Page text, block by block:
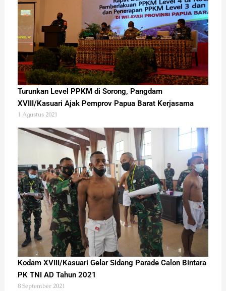
Turunkan Level PPKM di Sorong, Pangdam
XVIII/Kasuari Ajak Pemprov Papua Barat Kerjasama
1 Agustus 2021
Kodam XVIII/Kasuari Gelar Sidang Parade Calon Bintara
PK TNI AD Tahun 2021
8 September 2021